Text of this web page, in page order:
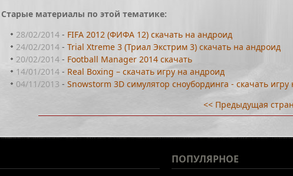
Старые материалы по этой тематике:
28/02/2014 - FIFA 2012 (ФИФА 12) скачать на андроид
24/02/2014 -Trial Xtreme 3 (Триал Экстрим 3) скачать на андроид
20/02/2014 - Football Manager 2014 скачать
14/01/2014 - Real Boxing – скачать игру на андроид
04/11/2013 -Snowstorm 3D симулятор сноубординга - скачать
<< Предыдущая
ПОПУЛЯРНОЕ